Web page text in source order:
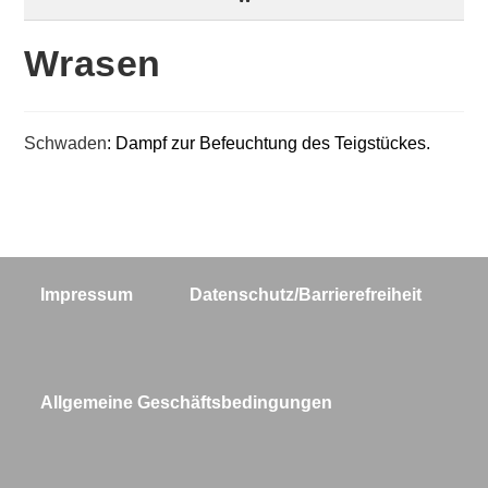
Wrasen
Schwaden: Dampf zur Befeuchtung des Teigstückes.
Impressum Datenschutz/Barrierefreiheit
Allgemeine Geschäftsbedingungen